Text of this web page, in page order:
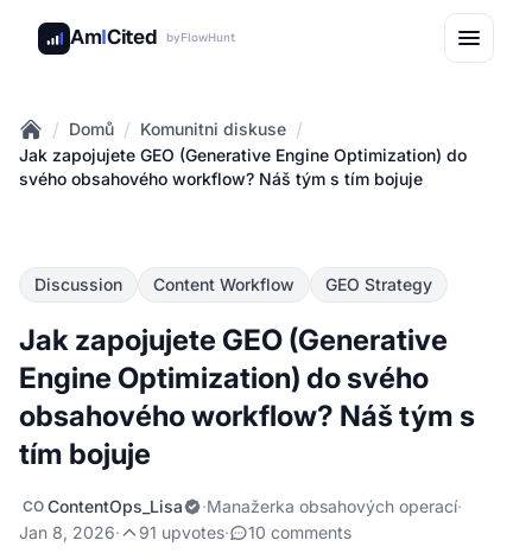
AmICited byFlowHunt
Home
/ Domů / Komunitni diskuse /
Jak zapojujete GEO (Generative Engine Optimization) do
svého obsahového workflow? Náš tým s tím bojuje
Discussion Content Workflow GEO Strategy
Jak zapojujete GEO (Generative
Engine Optimization) do svého
obsahového workflow? Náš tým s
tím bojuje
CO ContentOps_Lisa ·Manažerka obsahových operací·
Jan 8, 2026· 91 upvotes· 10 comments